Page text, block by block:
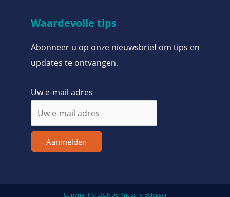
Waardevolle tips
Abonneer u op onze nieuwsbrief om tips en
updates te ontvangen.
Uw e-mail adres
Aanmelden
Copyright © 2026 De Kritische Belegger